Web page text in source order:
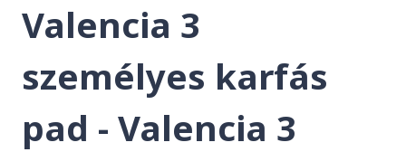
Valencia 3
személyes karfás
pad - Valencia 3